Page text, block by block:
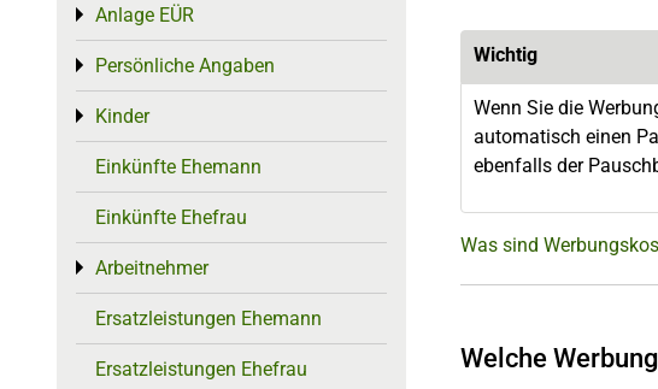
Wichtig
Wenn Sie die
automatisch einen
ebenfalls der
Was sind
Welche
Anlage EÜR
Toggle menu
Persönliche Angaben
Toggle menu
Kinder
Toggle menu
Einkünfte Ehemann
Einkünfte Ehefrau
Arbeitnehmer
Toggle menu
Ersatzleistungen Ehemann
Ersatzleistungen Ehefrau